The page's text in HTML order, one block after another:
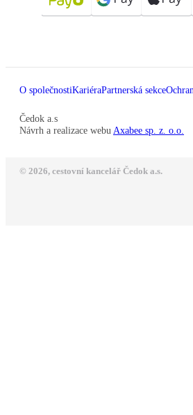
O společnostiKariéraPartnerská sekce
Čedok a.s
Návrh a realizace webu Axabee sp. z. o.o.
© 2026, cestovní kancelář Čedok a.s.